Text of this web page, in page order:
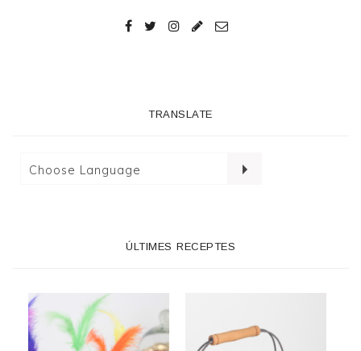
TRANSLATE
ÚLTIMES RECEPTES